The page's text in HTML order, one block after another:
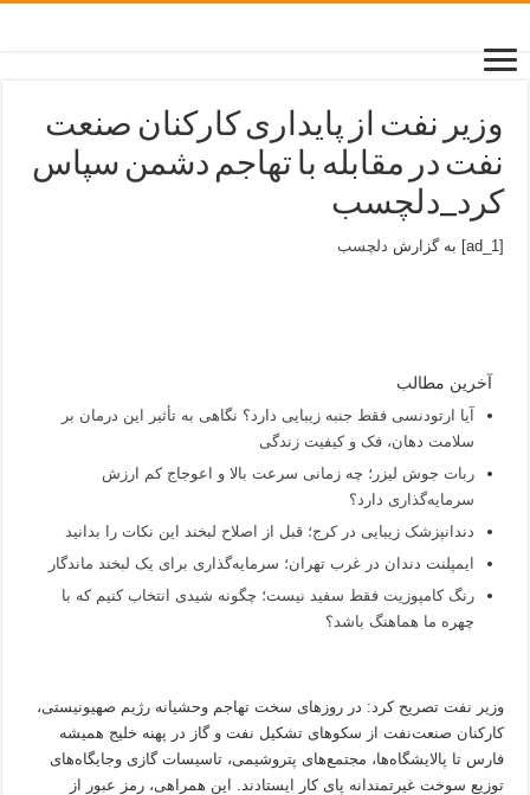
وزیر نفت از پایداری کارکنان صنعت
نفت در مقابله با تهاجم دشمن سپاس
کرد_دلچسب
[ad_1] به گزارش دلچسب
آخرین مطالب
آیا ارتودنسی فقط جنبه زیبایی دارد؟ نگاهی به تأثیر این درمان بر
سلامت دهان، فک و کیفیت زندگی
ربات جوش لیزر؛ چه زمانی سرعت بالا و اعوجاج کم ارزش
سرمایه‌گذاری دارد؟
دندانپزشک زیبایی در کرج؛ قبل از اصلاح لبخند این نکات را بدانید
ایمپلنت دندان در غرب تهران؛ سرمایه‌گذاری برای یک لبخند ماندگار
رنگ کامپوزیت فقط سفید نیست؛ چگونه شیدی انتخاب کنیم که با
چهره ما هماهنگ باشد؟
وزیر نفت تصریح کرد: در روزهای سخت تهاجم وحشیانه رژیم صهیونیستی،
کارکنان صنعت‌نفت از سکوهای تشکیل نفت و گاز در پهنه خلیج همیشه
فارس تا پالایشگاه‌ها، مجتمع‌های پتروشیمی، تاسیسات گازی وجایگاه‌های
توزیع سوخت غیرتمندانه پای کار ایستادند. این همراهی، رمز عبور از